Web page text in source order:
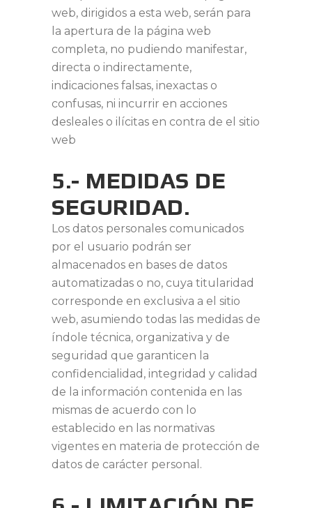
web, dirigidos a esta web, serán para
la apertura de la página web
completa, no pudiendo manifestar,
directa o indirectamente,
indicaciones falsas, inexactas o
confusas, ni incurrir en acciones
desleales o ilícitas en contra de el sitio
web
5.- MEDIDAS DE
SEGURIDAD.
Los datos personales comunicados
por el usuario podrán ser
almacenados en bases de datos
automatizadas o no, cuya titularidad
corresponde en exclusiva a el sitio
web, asumiendo todas las medidas de
índole técnica, organizativa y de
seguridad que garanticen la
confidencialidad, integridad y calidad
de la información contenida en las
mismas de acuerdo con lo
establecido en las normativas
vigentes en materia de protección de
datos de carácter personal.